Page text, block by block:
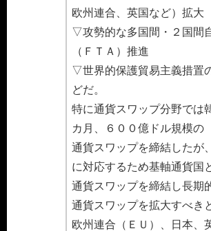
欧州連合、英国など）拡大
▽攻勢的な多国間・２国間
（ＦＴＡ）推進
▽世界的保護貿易主義措置
どだ。
特に通貨スワップ分野では
カ月、６００億ドル規模の
通貨スワップを締結したが
に対応するため基軸通貨国
通貨スワップを締結し長期
通貨スワップを拡大すべき
欧州連合（ＥＵ）、日本、